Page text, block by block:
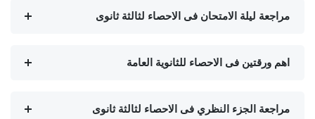
مراجعة ليلة الامتحان فى الاحصاء لثالثة ثانوى
اهم ورقتين فى الاحصاء للثانوية العامة
مراجعة الجزء النظري فى الاحصاء لثالثة ثانوى